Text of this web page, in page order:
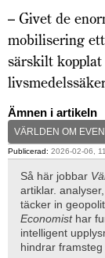
– Givet de
mobilisering
särskilt
Ämnen i artikeln
VÄRLDEN OM
Publicerad: 2026-02-06,
Så här jobbar
artiklar.
täcker in
Economisthar
intelligent
hindrar